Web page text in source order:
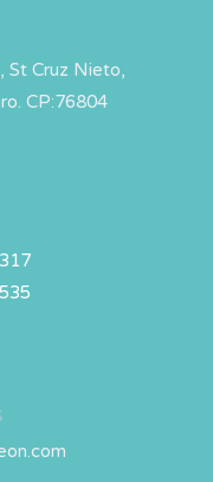
St Cruz Nieto,
CP:76804